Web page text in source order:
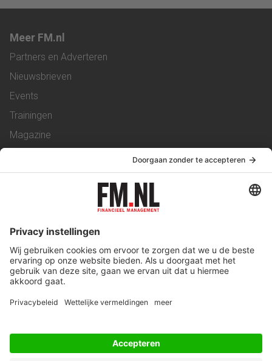
Meer FM.nl
Partners en Adverteren
Nieuwsbrieven
Events
Trainingen
Magazine
Service & Contact
Werken bij ons
Privacy Statement
Algemene Voorwaarden